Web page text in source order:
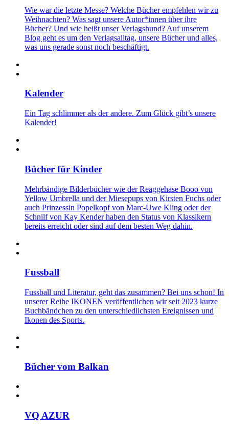
Wie war die letzte Messe? Welche Bücher empfehlen wir zu
Weihnachten? Was sagt unsere Autor*innen über ihre
Bücher? Und wie heißt unser Verlagshund? Auf unserem
Blog geht es um den Verlagsalltag, unsere Bücher und alles,
was uns gerade sonst noch beschäftigt.
Kalender
Ein Tag schlimmer als der andere. Zum Glück gibt’s unsere
Kalender!
Bücher für Kinder
Mehrbändige Bilderbücher wie der Reaggehase Booo von
Yellow Umbrella und der Miesepups von Kirsten Fuchs oder
auch Prinzessin Popelkopf von Marc-Uwe Kling oder der
Schnilf von Kay Kender haben den Status von Klassikern
bereits erreicht oder sind auf dem besten Weg dahin.
Fussball
Fussball und Literatur, geht das zusammen? Bei uns schon! In
unserer Reihe IKONEN veröffentlichen wir seit 2023 kurze
Buchbändchen zu den unterschiedlichsten Ereignissen und
Ikonen des Sports.
Bücher vom Balkan
VQ AZUR